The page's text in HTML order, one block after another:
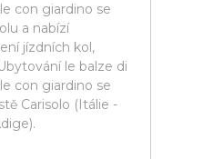
con giardino se
a nabízí
jízdních kol,
le balze di
con giardino se
Carisolo (Itálie -